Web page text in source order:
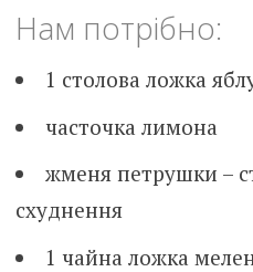
Нам потрібно:
1 столова ложка
часточка лимона
жменя петрушки –
схуднення
1 чайна ложка